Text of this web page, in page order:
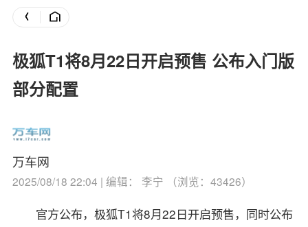
极狐T1将8月22日开启预售 公布入门版
部分配置
万车网
2025/08/18 22:04 | 编辑： 李宁 （浏览：43426）
官方公布，极狐T1将8月22日开启预售，同时公布